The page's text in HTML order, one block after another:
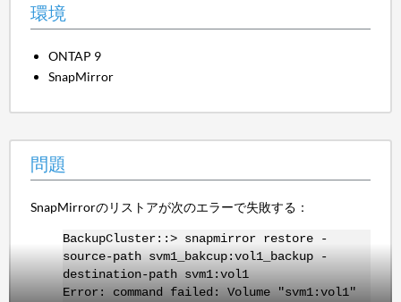
環境
ONTAP 9
SnapMirror
問題
SnapMirrorのリストアが次のエラーで失敗する：
BackupCluster::> snapmirror restore -
source-path svm1_bakcup:vol1_backup -
destination-path svm1:vol1
Error: command failed: Volume "svm1:vol1"